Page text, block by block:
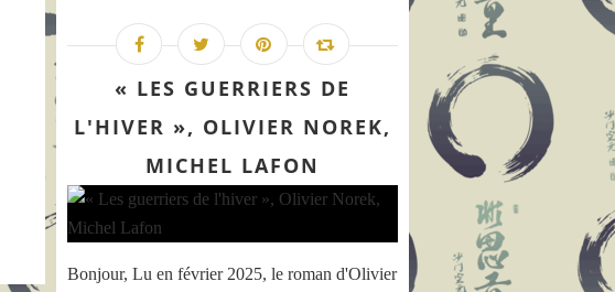
« LES GUERRIERS DE
L'HIVER », OLIVIER NOREK,
MICHEL LAFON
Bonjour, Lu en février 2025, le roman d'Olivier